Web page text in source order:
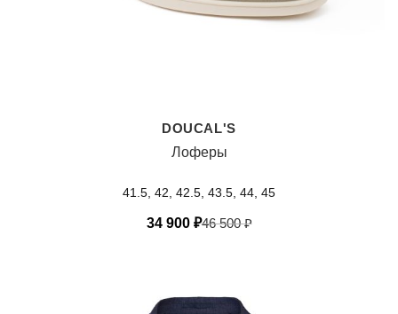
DOUCAL'S
Лоферы
41.5, 42, 42.5, 43.5, 44, 45
34 900 ₽46 500₽